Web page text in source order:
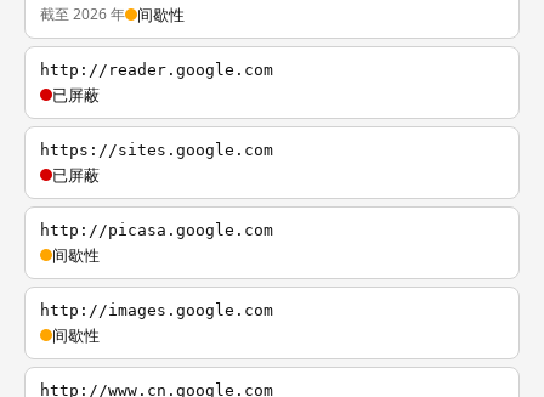
截至 2026 年 间歇性
http://reader.google.com
已屏蔽
https://sites.google.com
已屏蔽
http://picasa.google.com
间歇性
http://images.google.com
间歇性
http://www.cn.google.com